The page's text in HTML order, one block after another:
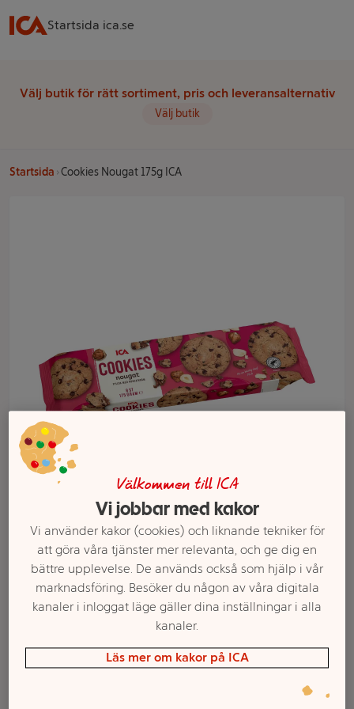
Startsida ica.se
Välj butik för rätt sortiment, pris och leveransalternativ
Välj butik
Startsida Cookies Nougat 175g ICA
Cookies Nougat
Välj butik och handla
Sortimentet kan variera mellan butikerna
Välkommen till ICA
Vi jobbar med kakor
Vi använder kakor (cookies) och liknande tekniker för
att göra våra tjänster mer relevanta, och ge dig en
bättre upplevelse. De används också som hjälp i vår
marknadsföring. Besöker du någon av våra digitala
kanaler i inloggat läge gäller dina inställningar i alla
kanaler.
Läs mer om kakor på ICA